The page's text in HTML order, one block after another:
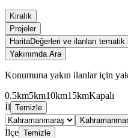
Kiralık
Projeler
HaritaDeğerleri ve ilanları tematik
Yakınımda Ara
Konumuna yakın ilanlar için
0.5km5km10km15kmKapalı
İl Temizle
İlçe Temizle